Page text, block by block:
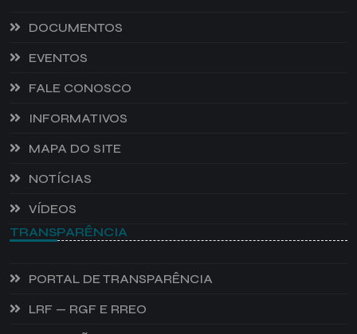
DOCUMENTOS
EVENTOS
FALE CONOSCO
INFORMATIVOS
MAPA DO SITE
NOTÍCIAS
VÍDEOS
TRANSPARÊNCIA
PORTAL DE TRANSPARÊNCIA
LRF — RGF E RREO